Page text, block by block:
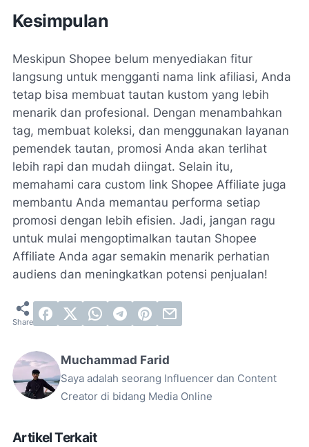
Kesimpulan
Meskipun Shopee belum menyediakan fitur
langsung untuk mengganti nama link afiliasi, Anda
tetap bisa membuat tautan kustom yang lebih
menarik dan profesional. Dengan menambahkan
tag, membuat koleksi, dan menggunakan layanan
pemendek tautan, promosi Anda akan terlihat
lebih rapi dan mudah diingat. Selain itu,
memahami cara custom link Shopee Affiliate juga
membantu Anda memantau performa setiap
promosi dengan lebih efisien. Jadi, jangan ragu
untuk mulai mengoptimalkan tautan Shopee
Affiliate Anda agar semakin menarik perhatian
audiens dan meningkatkan potensi penjualan!
Muchammad Farid
Saya adalah seorang Influencer dan Content
Creator di bidang Media Online
Artikel Terkait